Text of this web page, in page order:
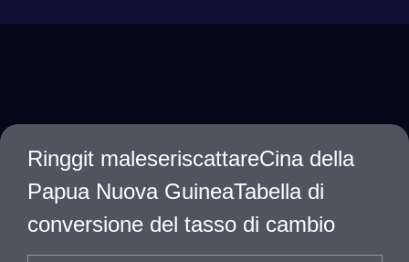
Ringgit maleseriscattareCina della
Papua Nuova GuineaTabella di
conversione del tasso di cambio